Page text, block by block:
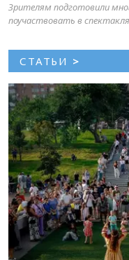
Зрителям подготовили
поучаствовать в
СТАТЬИ >